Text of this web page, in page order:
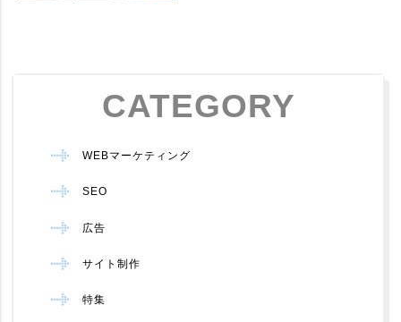
CATEGORY
WEBマーケティング
SEO
広告
サイト制作
特集